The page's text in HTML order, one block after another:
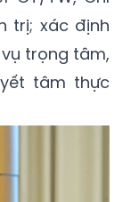
trị; xác định
trọng tâm,
tâm thực